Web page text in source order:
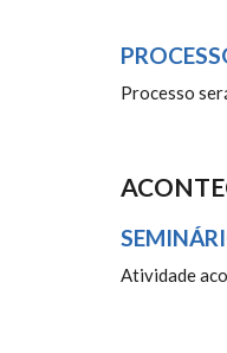
Processo
Atividade